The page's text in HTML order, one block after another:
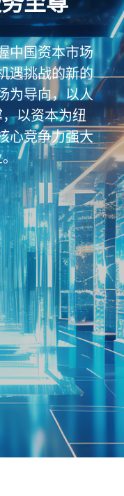
中国资本市场
遇挑战的新的
为导向，以人
以资本为纽
心竞争力强大